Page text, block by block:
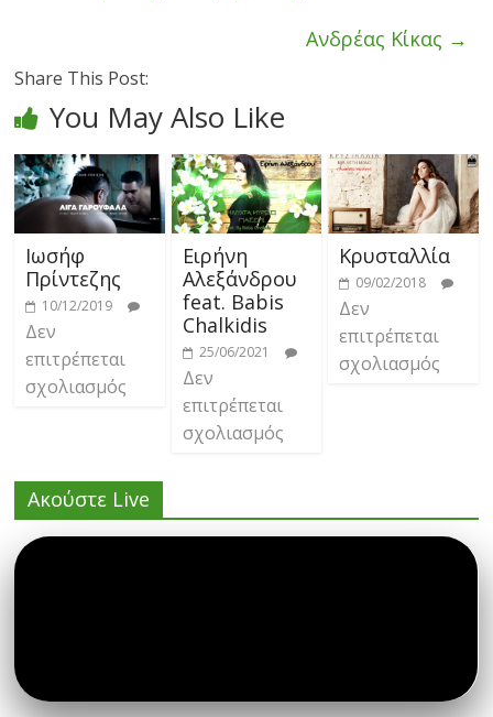
Ανδρέας Κίκας →
Share This Post:
You May Also Like
Ιωσήφ
Πρίντεζης
10/12/2019
Δεν
επιτρέπεται
σχολιασμός
Ειρήνη
Αλεξάνδρου
feat. Babis
Chalkidis
25/06/2021
Δεν
επιτρέπεται
σχολιασμός
Κρυσταλλία
09/02/2018
Δεν
επιτρέπεται
σχολιασμός
Ακούστε Live